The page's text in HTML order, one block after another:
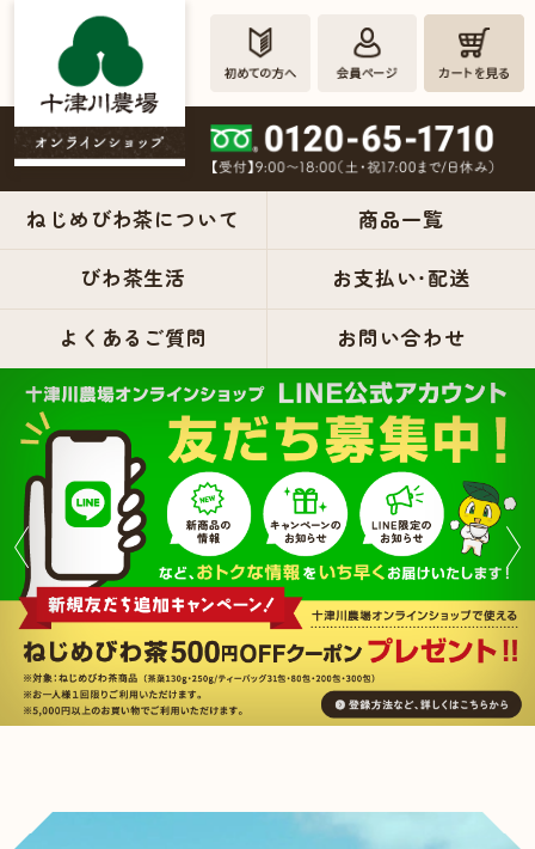
ねじめび
わ茶の十
津川農場
公式オン
ラインシ
ョップ
ねじめびわ茶について 商品一覧
びわ茶生活 お支払い・配送
よくあるご質問 お問い合わせ